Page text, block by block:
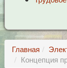
Главная
Концепция